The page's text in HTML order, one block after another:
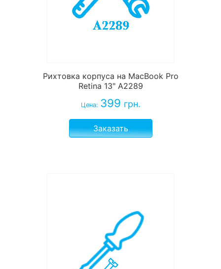
Рихтовка корпуса на MacBook Pro
Retina 13" A2289
Цена: 399 грн.
Заказать